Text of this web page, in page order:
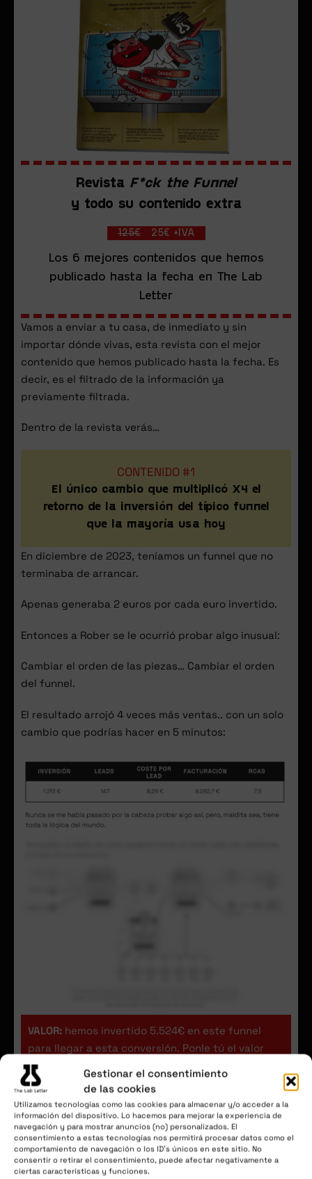
Gestionar el consentimiento
de las cookies
Utilizamos tecnologías como las cookies para almacenar y/o acceder a la
información del dispositivo. Lo hacemos para mejorar la experiencia de
navegación y para mostrar anuncios (no) personalizados. El
consentimiento a estas tecnologías nos permitirá procesar datos como el
comportamiento de navegación o los ID's únicos en este sitio. No
consentir o retirar el consentimiento, puede afectar negativamente a
ciertas características y funciones.
Revista F*ck the Funnel
y todo su contenido extra
125€ 25€ +IVA
Los 6 mejores contenidos que hemos
publicado hasta la fecha en The Lab
Letter
Vamos a enviar a tu casa, de inmediato y sin
importar dónde vivas, esta revista con el mejor
contenido que hemos publicado hasta la fecha. Es
decir, es el filtrado de la información ya
previamente filtrada.
Dentro de la revista verás…
CONTENIDO #1
El único cambio que multiplicó X4 el
retorno de la inversión del típico funnel
que la mayoría usa hoy
En diciembre de 2023, teníamos un funnel que no
terminaba de arrancar.
Apenas generaba 2 euros por cada euro invertido.
Entonces a Rober se le ocurrió probar algo inusual:
Cambiar el orden de las piezas… Cambiar el orden
del funnel.
El resultado arrojó 4 veces más ventas.. con un solo
cambio que podrías hacer en 5 minutos:
VALOR: hemos invertido 5.524€ en este funnel
para llegar a esta conversión. Ponle tú el valor
que te merece.
CONTENIDO #2
Rober fue a Brasil a un mastermind de
25.000€ y volvió con 17 aprendizajes de
los mayores creadores e infoproductores